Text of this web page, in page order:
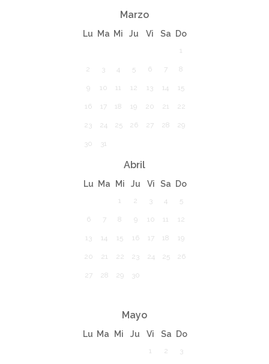
Marzo
Lu Ma Mi Ju Vi Sa Do
1
2 3 4 5 6 7 8
9 10 11 12 13 14 15
16 17 18 19 20 21 22
23 24 25 26 27 28 29
30 31
Abril
Lu Ma Mi Ju Vi Sa Do
1 2 3 4 5
6 7 8 9 10 11 12
13 14 15 16 17 18 19
20 21 22 23 24 25 26
27 28 29 30
Mayo
Lu Ma Mi Ju Vi Sa Do
1 2 3